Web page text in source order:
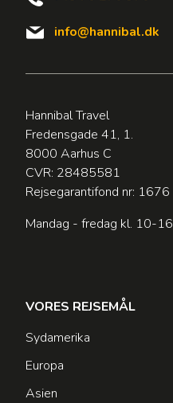
info@hannibal.dk
Hannibal Travel
Fredensgade 41, 1.
8000 Aarhus C
CVR: 28485581
Rejsegarantifond nr: 1676
Mandag - fredag kl. 10-16
VORES REJSEMÅL
Sydamerika
Europa
Asien